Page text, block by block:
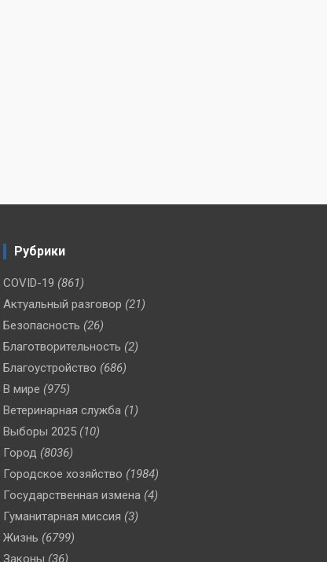
Рубрики
COVID-19 (861)
Актуальный разговор (21)
Безопасность (26)
Благотворительность (2)
Благоустройство (686)
В мире (975)
Ветеринарная служба (1)
Выборы 2025 (10)
Город (8036)
Городское хозяйство (1984)
Государственная измена (4)
Гуманитарная миссия (3)
Жизнь (6799)
Законы (36)